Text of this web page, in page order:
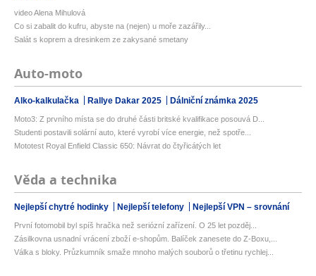
video Alena Mihulová
Co si zabalit do kufru, abyste na (nejen) u moře zazářily...
Salát s koprem a dresinkem ze zakysané smetany
Auto-moto
Alko-kalkulačka Rallye Dakar 2025 Dálniční známka 2025
Moto3: Z prvního místa se do druhé části britské kvalifikace posouvá D...
Studenti postavili solární auto, které vyrobí více energie, než spotře...
Mototest Royal Enfield Classic 650: Návrat do čtyřicátých let
Věda a technika
Nejlepší chytré hodinky Nejlepší telefony Nejlepší VPN – srovnání
První fotomobil byl spíš hračka než seriózní zařízení. O 25 let pozděj...
Zásilkovna usnadní vrácení zboží e-shopům. Balíček zanesete do Z-Boxu,...
Válka s bloky. Průzkumník smaže mnoho malých souborů o třetinu rychlej...